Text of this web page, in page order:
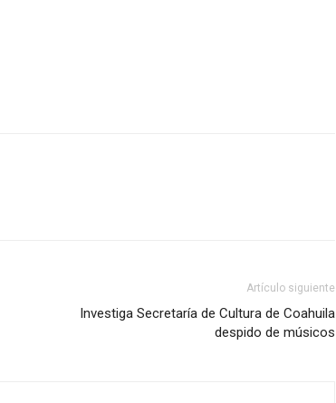
Artículo siguiente
Investiga Secretaría de Cultura de Coahuila
despido de músicos